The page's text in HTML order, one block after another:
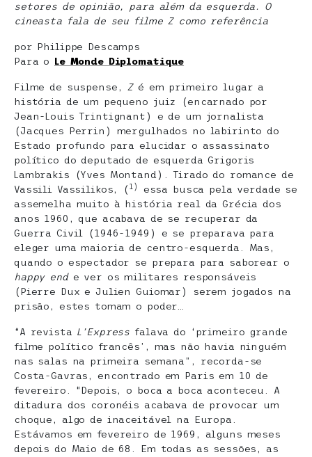
setores de opinião, para além da esquerda. O
cineasta fala de seu filme Z como referência
por Philippe Descamps
Para o Le Monde Diplomatique
Filme de suspense, Zé em primeiro lugar a
história de um pequeno juiz (encarnado por
Jean-Louis Trintignant) e de um jornalista
(Jacques Perrin) mergulhados no labirinto do
Estado profundo para elucidar o assassinato
político do deputado de esquerda Grigoris
Lambrakis (Yves Montand). Tirado do romance de
Vassili Vassilikos, ( 1)
essa busca pela verdade se
assemelha muito à história real da Grécia dos
anos 1960, que acabava de se recuperar da
Guerra Civil (1946-1949) e se preparava para
eleger uma maioria de centro-esquerda. Mas,
quando o espectador se prepara para saborear o
happy ende ver os militares responsáveis
(Pierre Dux e Julien Guiomar) serem jogados na
prisão, estes tomam o poder…
“A revista L’Express falava do ‘primeiro grande
filme político francês’, mas não havia ninguém
nas salas na primeira semana”, recorda-se
Costa-Gavras, encontrado em Paris em 10 de
fevereiro. “Depois, o boca a boca aconteceu. A
ditadura dos coronéis acabava de provocar um
choque, algo de inaceitável na Europa.
Estávamos em fevereiro de 1969, alguns meses
depois do Maio de 68. Em todas as sessões, as